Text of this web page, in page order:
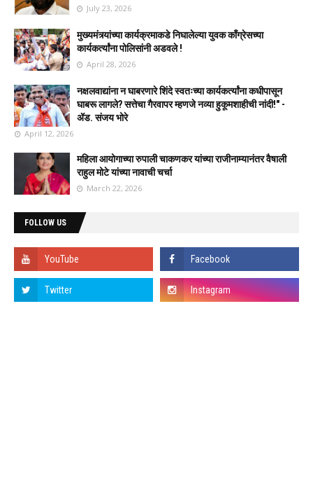
July 23, 2026
मुख्यमंत्र्यांच्या कार्यक्रमाकडे निघालेल्या युवक काँग्रेसच्या
कार्यकर्त्यांना पोलिसांनी अडवले !
April 28, 2026
नक्षलवाद्यांना न घाबरणारे शिंदे स्वतःच्या कार्यकर्त्यांना कधीपासून
घाबरू लागले? सत्तेचा गैरवापर म्हणजे नव्या हुकूमशाहीची नांदी!" -
ॲड. संजय भोरे
April 12, 2026
महिला आयोगाच्या रुपाली चाकणकर यांच्या राजीनाम्यानंतर वैषाली
राहुल मोटे यांच्या नावाची चर्चा
March 22, 2026
FOLLOW US